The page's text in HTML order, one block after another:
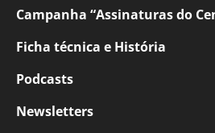
Campanha “Assinaturas do
Ficha técnica e História
Podcasts
Newsletters